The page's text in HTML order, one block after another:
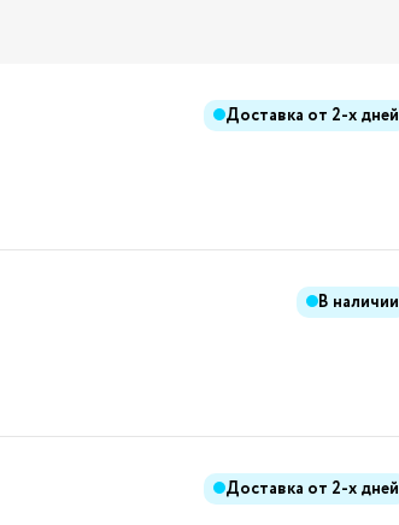
Доставка от 2-х дней
В наличии
Доставка от 2-х дней